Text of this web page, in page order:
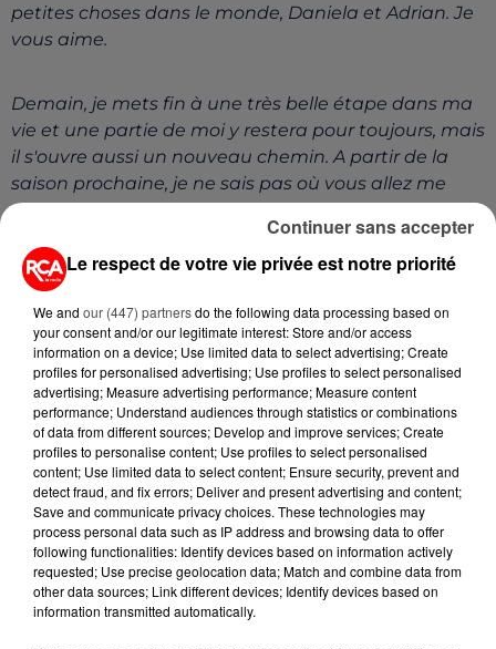
petites choses dans le monde, Daniela et Adrian. Je
vous aime.
Demain, je mets fin à une très belle étape dans ma
vie et une partie de moi y restera pour toujours, mais
il s'ouvre aussi un nouveau chemin. A partir de la
saison prochaine, je ne sais pas où vous allez me
trouver. Peut-être près du terrain de jeu, peut-être
dans les tribunes ou peut-être profitant d'un repos
mérité, mais toujours au service du handball, car il
m'a tout donné.
Merci au HBC Nantes, au Président, aux employés
du club, au staff technique, à mes coéquipiers et
aux supporters pour ces 4 ans merveilleux et merci
à tous ceux qui m'ont soutenu tout au long de ma
longue carrière. Merci à tous et à toutes,
Au revoir. »
Alberto Entrerrios en bref
39 ans, 1m94
Le respect de votre vie privée est notre priorité
We and our (447) partnersdo the following data processing based on
your consent and/or our legitimate interest: Store and/or access
information on a device; Use limited data to select advertising; Create
profiles for personalised advertising; Use profiles to select personalised
advertising; Measure advertising performance; Measure content
performance; Understand audiences through statistics or combinations
of data from different sources; Develop and improve services; Create
profiles to personalise content; Use profiles to select personalised
content; Use limited data to select content; Ensure security, prevent and
detect fraud, and fix errors; Deliver and present advertising and content;
Save and communicate privacy choices. These technologies may
process personal data such as IP address and browsing data to offer
following functionalities: Identify devices based on information actively
requested; Use precise geolocation data; Match and combine data from
other data sources; Link different devices; Identify devices based on
information transmitted automatically.
Continuer sans accepter